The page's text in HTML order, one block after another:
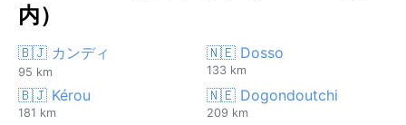
内）
🇧🇯 カンディ
95 km
🇳🇪 Dosso
133 km
🇧🇯 Kérou
181 km
🇳🇪 Dogondoutchi
209 km